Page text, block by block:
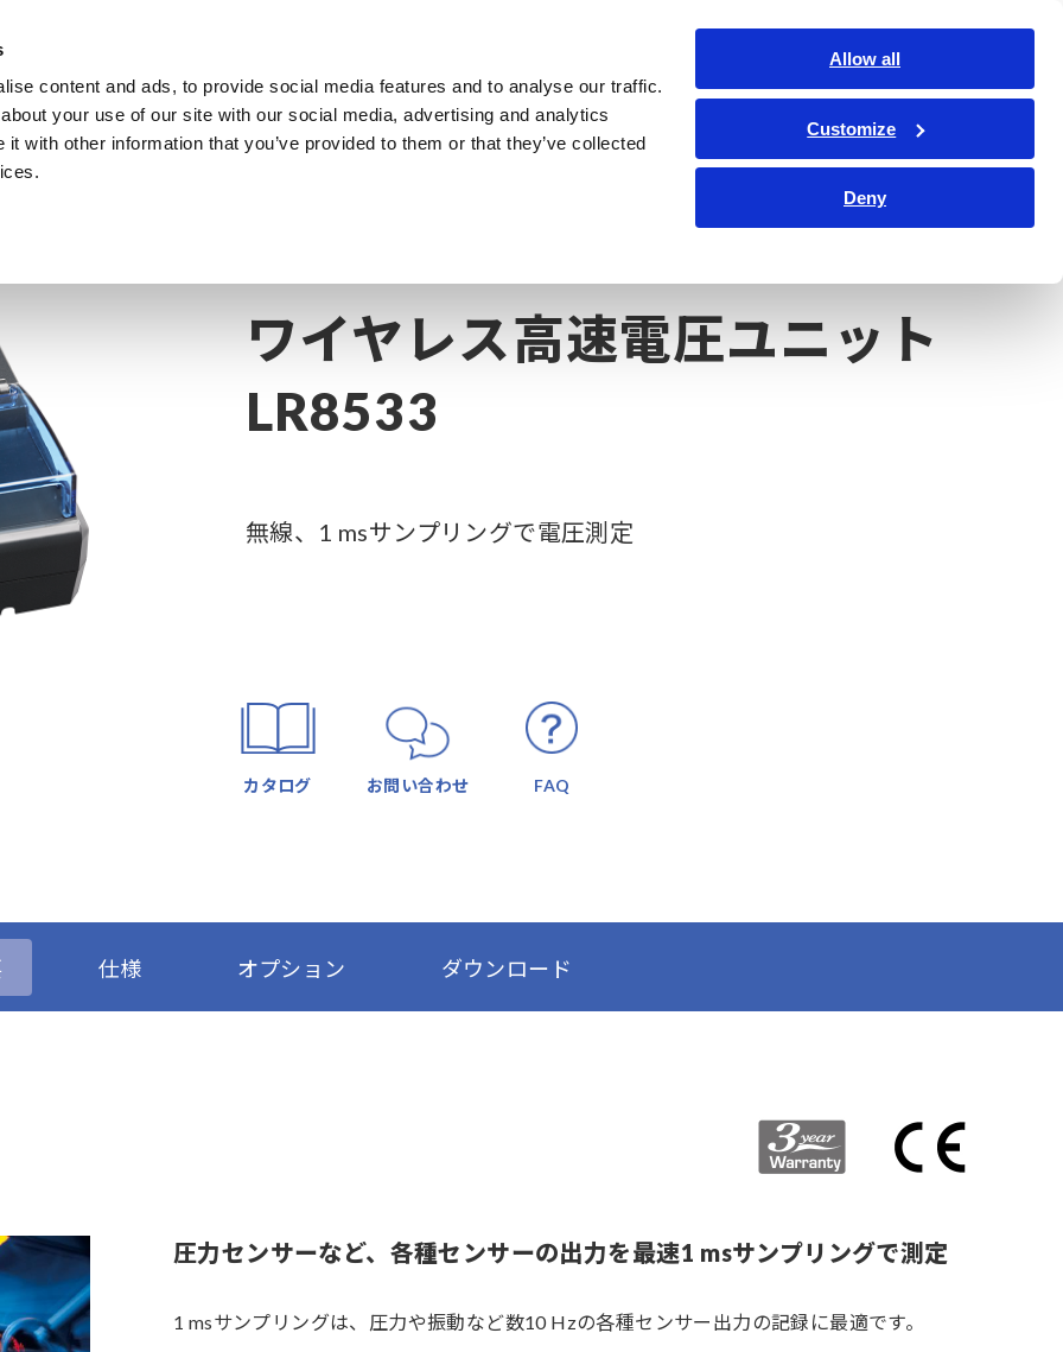
content and ads, to provide social media features and to analyse our traffic.
your use of our site with our social media, advertising and analytics
with other information that you’ve provided to them or that they’ve collected
Allow all
Customize
Deny
製品 業種・ソリューション 計測知識 サービス・サポート コーポレート・IR
お問い合わせ
ワイヤレス高速電圧ユニット
LR8533
無線、1 msサンプリングで電圧測定
カタログ お問い合わせ FAQ
仕様 オプション ダウンロード
圧力センサーなど、各種センサーの出力を最速1 msサンプリングで測定
1 msサンプリングは、圧力や振動など数10 Hzの各種センサー出力の記録に最適です。